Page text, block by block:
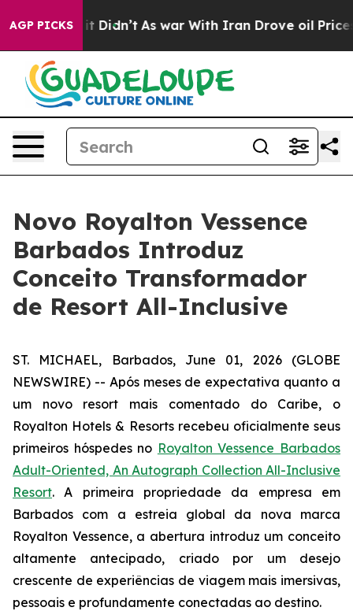
AGP PICKS
Well, it Didn’t As war With Iran Drove oil Prices
Novo Royalton Vessence
Barbados Introduz
Conceito Transformador
de Resort All-Inclusive
ST. MICHAEL, Barbados, June 01, 2026 (GLOBE
NEWSWIRE) -- Após meses de expectativa quanto a
um novo resort mais comentado do Caribe, o
Royalton Hotels & Resorts recebeu oficialmente seus
primeiros hóspedes no Royalton Vessence Barbados
Adult-Oriented, An Autograph Collection All-Inclusive
Resort. A primeira propriedade da empresa em
Barbados com a estreia global da nova marca
Royalton Vessence, a abertura introduz um conceito
altamente antecipado, criado por um desejo
crescente de experiências de viagem mais imersivas,
pessoais e profundamente conectadas ao destino.